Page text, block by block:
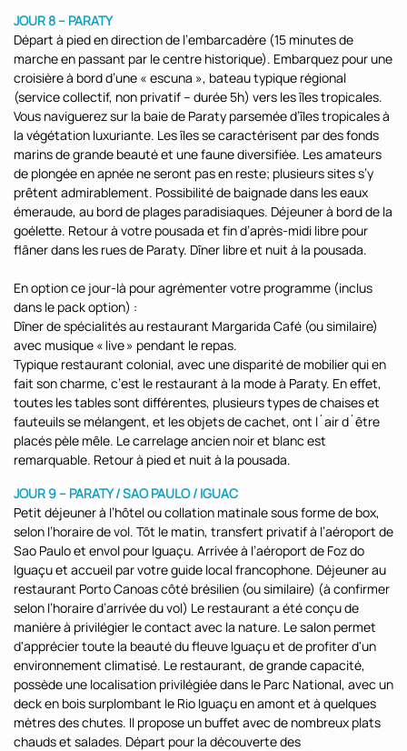
JOUR 8 – PARATY
Départ à pied en direction de l’embarcadère (15 minutes de
marche en passant par le centre historique). Embarquez pour une
croisière à bord d’une « escuna », bateau typique régional
(service collectif, non privatif – durée 5h) vers les îles tropicales.
Vous naviguerez sur la baie de Paraty parsemée d’îles tropicales à
la végétation luxuriante. Les îles se caractérisent par des fonds
marins de grande beauté et une faune diversifiée. Les amateurs
de plongée en apnée ne seront pas en reste; plusieurs sites s’y
prêtent admirablement. Possibilité de baignade dans les eaux
émeraude, au bord de plages paradisiaques. Déjeuner à bord de la
goélette. Retour à votre pousada et fin d’après-midi libre pour
flâner dans les rues de Paraty. Dîner libre et nuit à la pousada.
En option ce jour-là pour agrémenter votre programme (inclus
dans le pack option) :
Dîner de spécialités au restaurant Margarida Café (ou similaire)
avec musique « live » pendant le repas.
Typique restaurant colonial, avec une disparité de mobilier qui en
fait son charme, c’est le restaurant à la mode à Paraty. En effet,
toutes les tables sont différentes, plusieurs types de chaises et
fauteuils se mélangent, et les objets de cachet, ont l´air d´être
placés pèle mêle. Le carrelage ancien noir et blanc est
remarquable. Retour à pied et nuit à la pousada.
JOUR 9 – PARATY / SAO PAULO / IGUAC
Petit déjeuner à l’hôtel ou collation matinale sous forme de box,
selon l’horaire de vol. Tôt le matin, transfert privatif à l’aéroport de
Sao Paulo et envol pour Iguaçu. Arrivée à l’aéroport de Foz do
Iguaçu et accueil par votre guide local francophone. Déjeuner au
restaurant Porto Canoas côté brésilien (ou similaire) (à confirmer
selon l’horaire d’arrivée du vol) Le restaurant a été conçu de
manière à privilégier le contact avec la nature. Le salon permet
d'apprécier toute la beauté du fleuve Iguaçu et de profiter d'un
environnement climatisé. Le restaurant, de grande capacité,
possède une localisation privilégiée dans le Parc National, avec un
deck en bois surplombant le Rio Iguaçu en amont et à quelques
mètres des chutes. Il propose un buffet avec de nombreux plats
chauds et salades. Départ pour la découverte des